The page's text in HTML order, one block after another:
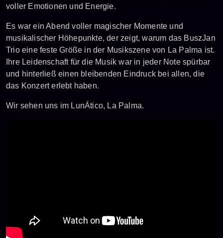
voller Emotionen und Energie.
Es war ein Abend voller magischer Momente und
musikalischer Höhepunkte, der zeigt, warum das BuszJan
Trio eine feste Größe in der Musikszene von La Palma ist.
Ihre Leidenschaft für die Musik war in jeder Note spürbar
und hinterließ einen bleibenden Eindruck bei allen, die
das Konzert erlebt haben.
Wir sehen uns im LunÁtico, La Palma.